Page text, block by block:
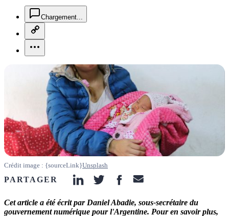
Chargement...
Crédit image : {sourceLink}Unsplash
PARTAGER linkedin-icon
twitter-iconfacebook-icon
email-icon
Cet article a été écrit par Daniel Abadie, sous-secrétaire du
gouvernement numérique pour l'Argentine. Pour en savoir plus,